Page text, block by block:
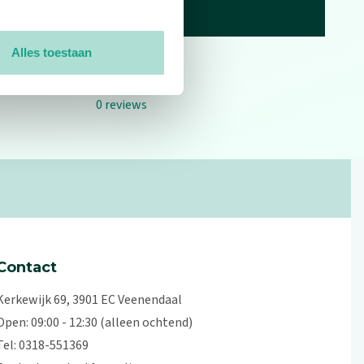
Alles toestaan
0 reviews
69, 3901 EC Veenendaal
09:00 - 12:30 (alleen ochtend)
0318-551369